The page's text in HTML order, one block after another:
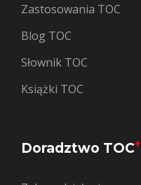
Zastosowania TOC
Blog TOC
Słownik TOC
Książki TOC
Doradztwo TOC+